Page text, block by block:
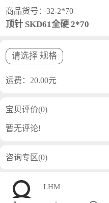
商品货号：32-2*70
顶针 SKD61全硬 2*70
请选择 规格
运费：20.00元
宝贝评价(0)
暂无评论!
咨询专区(0)
LHM
长按海报保存图片或者